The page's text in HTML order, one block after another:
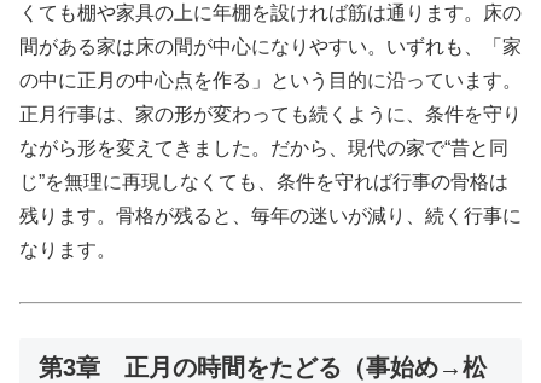
くても棚や家具の上に年棚を設ければ筋は通ります。床の
間がある家は床の間が中心になりやすい。いずれも、「家
の中に正月の中心点を作る」という目的に沿っています。
正月行事は、家の形が変わっても続くように、条件を守り
ながら形を変えてきました。だから、現代の家で“昔と同
じ”を無理に再現しなくても、条件を守れば行事の骨格は
残ります。骨格が残ると、毎年の迷いが減り、続く行事に
なります。
第3章 正月の時間をたどる（事始め→松